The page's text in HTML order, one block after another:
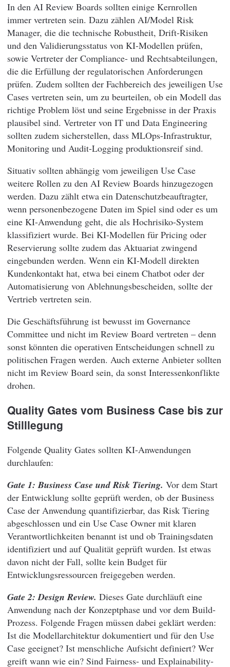
In den AI Review Boards sollten einige Kernrollen
immer vertreten sein. Dazu zählen AI/Model Risk
Manager, die die technische Robustheit, Drift-Risiken
und den Validierungsstatus von KI-Modellen prüfen,
sowie Vertreter der Compliance- und Rechtsabteilungen,
die die Erfüllung der regulatorischen Anforderungen
prüfen. Zudem sollten der Fachbereich des jeweiligen Use
Cases vertreten sein, um zu beurteilen, ob ein Modell das
richtige Problem löst und seine Ergebnisse in der Praxis
plausibel sind. Vertreter von IT und Data Engineering
sollten zudem sicherstellen, dass MLOps-Infrastruktur,
Monitoring und Audit-Logging produktionsreif sind.
Situativ sollten abhängig vom jeweiligen Use Case
weitere Rollen zu den AI Review Boards hinzugezogen
werden. Dazu zählt etwa ein Datenschutzbeauftragter,
wenn personenbezogene Daten im Spiel sind oder es um
eine KI-Anwendung geht, die als Hochrisiko-System
klassifiziert wurde. Bei KI-Modellen für Pricing oder
Reservierung sollte zudem das Aktuariat zwingend
eingebunden werden. Wenn ein KI-Modell direkten
Kundenkontakt hat, etwa bei einem Chatbot oder der
Automatisierung von Ablehnungsbescheiden, sollte der
Vertrieb vertreten sein.
Die Geschäftsführung ist bewusst im Governance
Committee und nicht im Review Board vertreten – denn
sonst könnten die operativen Entscheidungen schnell zu
politischen Fragen werden. Auch externe Anbieter sollten
nicht im Review Board sein, da sonst Interessenkonflikte
drohen.
Quality Gates vom Business Case bis zur
Stilllegung
Folgende Quality Gates sollten KI-Anwendungen
durchlaufen:
Gate 1: Business Case und Risk Tiering. Vor dem Start
der Entwicklung sollte geprüft werden, ob der Business
Case der Anwendung quantifizierbar, das Risk Tiering
abgeschlossen und ein Use Case Owner mit klaren
Verantwortlichkeiten benannt ist und ob Trainingsdaten
identifiziert und auf Qualität geprüft wurden. Ist etwas
davon nicht der Fall, sollte kein Budget für
Entwicklungsressourcen freigegeben werden.
Gate 2: Design Review. Dieses Gate durchläuft eine
Anwendung nach der Konzeptphase und vor dem Build-
Prozess. Folgende Fragen müssen dabei geklärt werden:
Ist die Modellarchitektur dokumentiert und für den Use
Case geeignet? Ist menschliche Aufsicht definiert? Wer
greift wann wie ein? Sind Fairness- und Explainability-